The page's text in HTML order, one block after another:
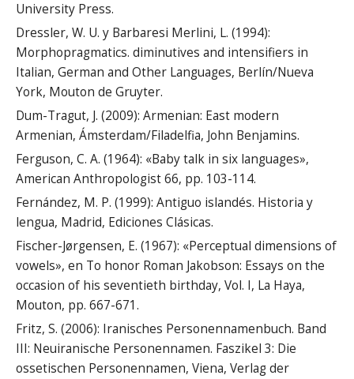
University Press.
Dressler, W. U. y Barbaresi Merlini, L. (1994):
Morphopragmatics. diminutives and intensifiers in
Italian, German and Other Languages, Berlín/Nueva
York, Mouton de Gruyter.
Dum-Tragut, J. (2009): Armenian: East modern
Armenian, Ámsterdam/Filadelfia, John Benjamins.
Ferguson, C. A. (1964): «Baby talk in six languages»,
American Anthropologist 66, pp. 103-114.
Fernández, M. P. (1999): Antiguo islandés. Historia y
lengua, Madrid, Ediciones Clásicas.
Fischer-Jørgensen, E. (1967): «Perceptual dimensions of
vowels», en To honor Roman Jakobson: Essays on the
occasion of his seventieth birthday, Vol. I, La Haya,
Mouton, pp. 667-671.
Fritz, S. (2006): Iranisches Personennamenbuch. Band
III: Neuiranische Personennamen. Faszikel 3: Die
ossetischen Personennamen, Viena, Verlag der